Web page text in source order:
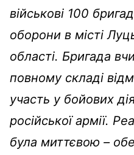
військові 100
оборони в місті
області. Бригада
повному складі
участь у бойових
російської армії.
була миттєвою –